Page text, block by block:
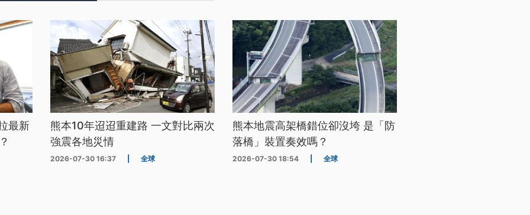
最新
熊本10年迢迢重建路 一文對比兩次
強震各地災情
2026-07-30 16:37 全球
熊本地震高架橋錯位卻沒垮 是「防
落橋」裝置奏效嗎？
2026-07-30 18:54 全球